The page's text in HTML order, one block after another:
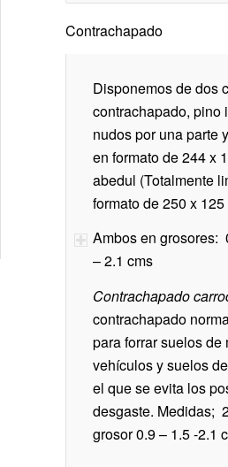
Contrachapado
Disponemos de dos
contrachapado, pino
nudos por una parte
en formato de 244 x
abedul (Totalmente
formato de 250 x 125
Ambos en grosores:
– 2.1 cms
Contrachapado
contrachapado
para forrar suelos de
vehículos y suelos
el que se evita los
desgaste. Medidas;
grosor 0.9 – 1.5 -2.1